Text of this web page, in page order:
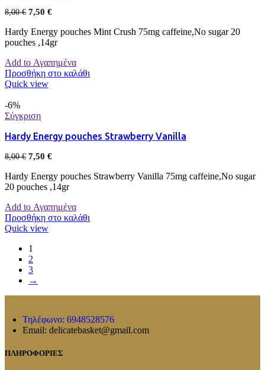
8,00€ 7,50 €
Hardy Energy pouches Mint Crush 75mg caffeine,No sugar 20
pouches ,14gr
Add to Αγαπημένα
Προσθήκη στο καλάθι
Quick view
-6%
Σύγκριση
Hardy Energy pouches Strawberry Vanilla
8,00€ 7,50 €
Hardy Energy pouches Strawberry Vanilla 75mg caffeine,No sugar
20 pouches ,14gr
Add to Αγαπημένα
Προσθήκη στο καλάθι
Quick view
1
2
3
→
Τηλέφωνο: 6948528576
Email: delicatebasket@gmail.com
ΠΛΗΡΟΦΟΡΙΕΣ